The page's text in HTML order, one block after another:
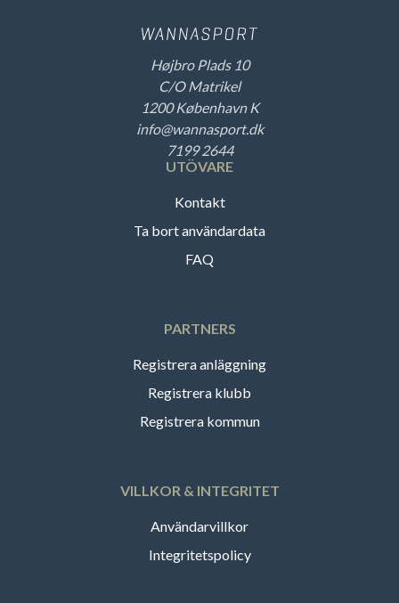
Højbro Plads 10
C/O Matrikel
1200 København K
info@wannasport.dk
7199 2644
UTÖVARE
Kontakt
Ta bort användardata
FAQ
PARTNERS
Registrera anläggning
Registrera klubb
Registrera kommun
VILLKOR & INTEGRITET
Användarvillkor
Integritetspolicy